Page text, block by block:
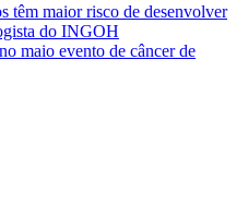
têm maior risco de desenvolver
do INGOH
maio evento de câncer de